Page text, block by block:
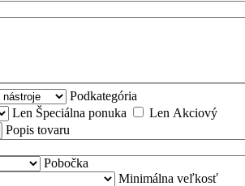
Podkategória
Len Špeciálna ponuka
Len Akciový
Popis tovaru
Pobočka
Minimálna veľkosť